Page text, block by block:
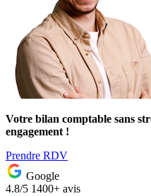
Votre bilan comptable sans
engagement !
Prendre RDV
Google
4.8/5 1400+ avis